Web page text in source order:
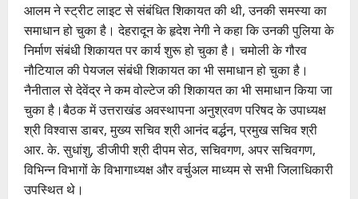
आलम ने स्ट्रीट लाइट से संबंधित शिकायत की थी, उनकी समस्या का
समाधान हो चुका है। देहरादून के हृदेश नेगी ने कहा कि उनकी पुलिया के
निर्माण संबंधी शिकायत पर कार्य शुरू हो चुका है। चमोली के गौरव
नौटियाल की पेयजल संबंधी शिकायत का भी समाधान हो चुका है।
नैनीताल से देवेंद्र ने कम वोल्टेज की शिकायत का भी समाधान किया जा
चुका है।बैठक में उत्तराखंड अवस्थापना अनुश्रवण परिषद के उपाध्यक्ष
श्री विश्वास डाबर, मुख्य सचिव श्री आनंद बर्द्धन, प्रमुख सचिव श्री
आर. के. सुधांशु, डीजीपी श्री दीपम सेठ, सचिवगण, अपर सचिवगण,
विभिन्न विभागों के विभागाध्यक्ष और वर्चुअल माध्यम से सभी जिलाधिकारी
उपस्थित थे।